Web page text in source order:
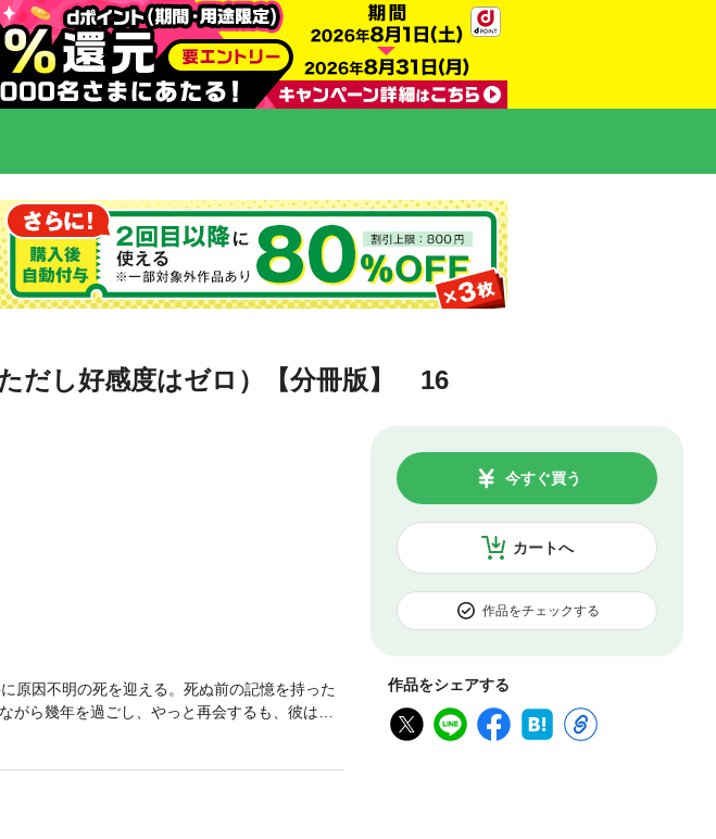
だし好感度はゼロ）【分冊版】 16
カートへ
今すぐ買う
作品をチェックする
作品をシェアする
原因不明の死を迎える。死ぬ前の記憶を持った
がら幾年を過ごし、やっと再会するも、彼はオ
2021」ノミネート作品、待望のコミカライ